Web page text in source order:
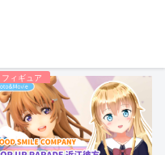
フィギュア